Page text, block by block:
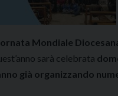
Mondiale
sarà celebrata
già organizzando